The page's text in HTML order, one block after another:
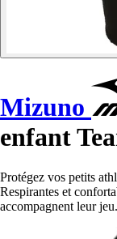
Mizuno
enfant
Protégez vos petits
Respirantes et
accompagnent leur jeu.